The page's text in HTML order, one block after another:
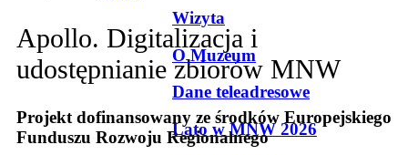
Wizyta
O Muzeum
Dane teleadresowe
Lato w MNW 2026
Apollo. Digitalizacja i
udostępnianie zbiorów MNW
Projekt dofinansowany ze środków Europejskiego
Funduszu Rozwoju Regionalnego